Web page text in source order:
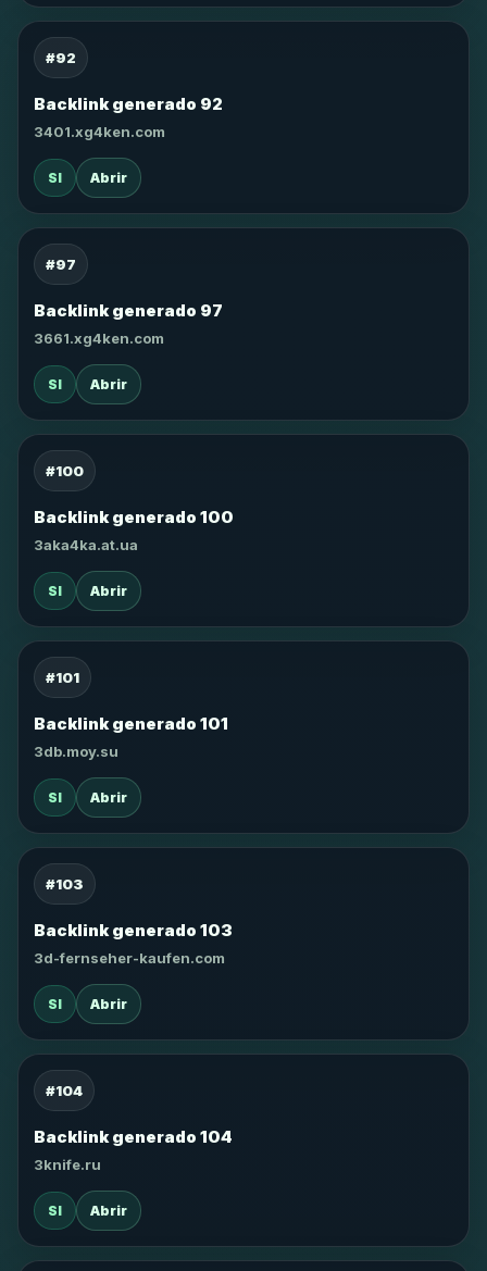
#92
Backlink generado 92
3401.xg4ken.com
SI Abrir
#97
Backlink generado 97
3661.xg4ken.com
SI Abrir
#100
Backlink generado 100
3aka4ka.at.ua
SI Abrir
#101
Backlink generado 101
3db.moy.su
SI Abrir
#103
Backlink generado 103
3d-fernseher-kaufen.com
SI Abrir
#104
Backlink generado 104
3knife.ru
SI Abrir